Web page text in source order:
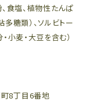
、食塩、植物性たんぱ
多糖類）、ソルビトー
小麦・大豆を含む）
8丁目6番地